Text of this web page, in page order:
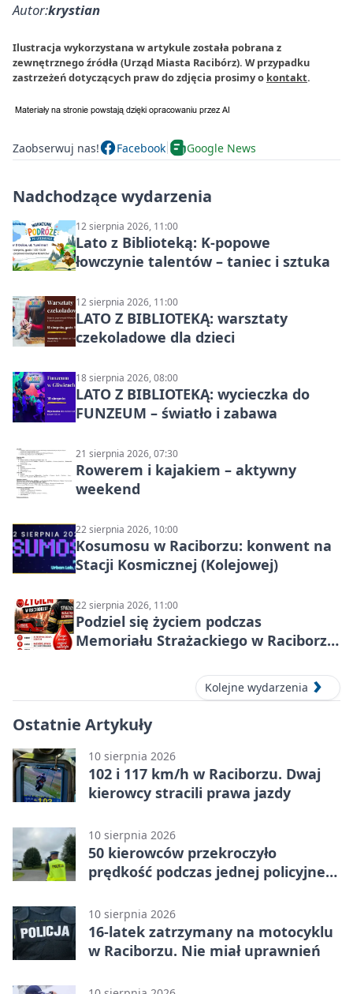
Autor:krystian
Ilustracja wykorzystana w artykule została pobrana z
zewnętrznego źródła (Urząd Miasta Racibórz). W przypadku
zastrzeżeń dotyczących praw do zdjęcia prosimy o kontakt.
Zaobserwuj nas! Facebook Google News
Nadchodzące wydarzenia
12 sierpnia 2026, 11:00
Lato z Biblioteką: K-popowe
łowczynie talentów – taniec i sztuka
12 sierpnia 2026, 11:00
LATO Z BIBLIOTEKĄ: warsztaty
czekoladowe dla dzieci
18 sierpnia 2026, 08:00
LATO Z BIBLIOTEKĄ: wycieczka do
FUNZEUM – światło i zabawa
21 sierpnia 2026, 07:30
Rowerem i kajakiem – aktywny
weekend
22 sierpnia 2026, 10:00
Kosumosu w Raciborzu: konwent na
Stacji Kosmicznej (Kolejowej)
22 sierpnia 2026, 11:00
Podziel się życiem podczas
Memoriału Strażackiego w Raciborzu
Kolejne wydarzenia
Ostatnie Artykuły
10 sierpnia 2026
102 i 117 km/h w Raciborzu. Dwaj
kierowcy stracili prawa jazdy
10 sierpnia 2026
50 kierowców przekroczyło
prędkość podczas jednej policyjnej
10 sierpnia 2026
16-latek zatrzymany na motocyklu
w Raciborzu. Nie miał uprawnień